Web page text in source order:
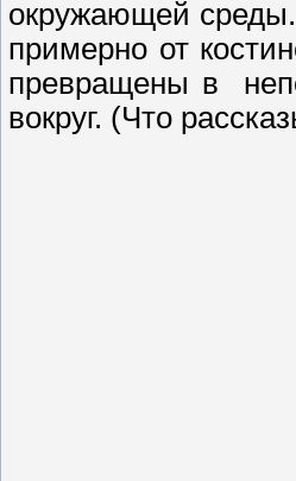
окружающей
примерно от
превращены в
вокруг. (Что